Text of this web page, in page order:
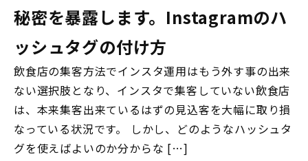
秘密を暴露します。Instagramのハ
ッシュタグの付け方
飲食店の集客方法でインスタ運用はもう外す事の出来
ない選択肢となり、インスタで集客していない飲食店
は、本来集客出来ているはずの見込客を大幅に取り損
なっている状況です。 しかし、どのようなハッシュタ
グを使えばよいのか分からな […]